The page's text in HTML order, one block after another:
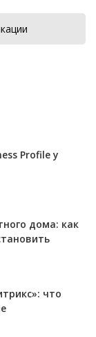
Profile у
дома: как
что